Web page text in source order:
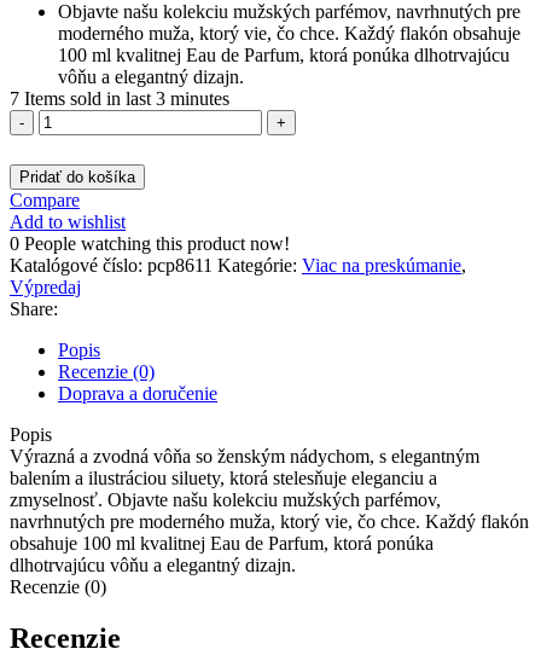
Objavte našu kolekciu mužských parfémov, navrhnutých pre
moderného muža, ktorý vie, čo chce. Každý flakón obsahuje
100 ml kvalitnej Eau de Parfum, ktorá ponúka dlhotrvajúcu
vôňu a elegantný dizajn.
7 Items sold in last 3 minutes
množstvo
SEXI
07
Parfémy
pre
ženy
100
ml
Eau
de
pcp8611
Pridať do košíka
Compare
Add to wishlist
0 People watching this product now!
Katalógové číslo: pcp8611 Kategórie: Viac na preskúmanie,
Výpredaj
Share:
Popis
Recenzie (0)
Doprava a doručenie
Popis
Výrazná a zvodná vôňa so ženským nádychom, s elegantným
balením a ilustráciou siluety, ktorá stelesňuje eleganciu a
zmyselnosť. Objavte našu kolekciu mužských parfémov,
navrhnutých pre moderného muža, ktorý vie, čo chce. Každý flakón
obsahuje 100 ml kvalitnej Eau de Parfum, ktorá ponúka
dlhotrvajúcu vôňu a elegantný dizajn.
Recenzie (0)
Recenzie